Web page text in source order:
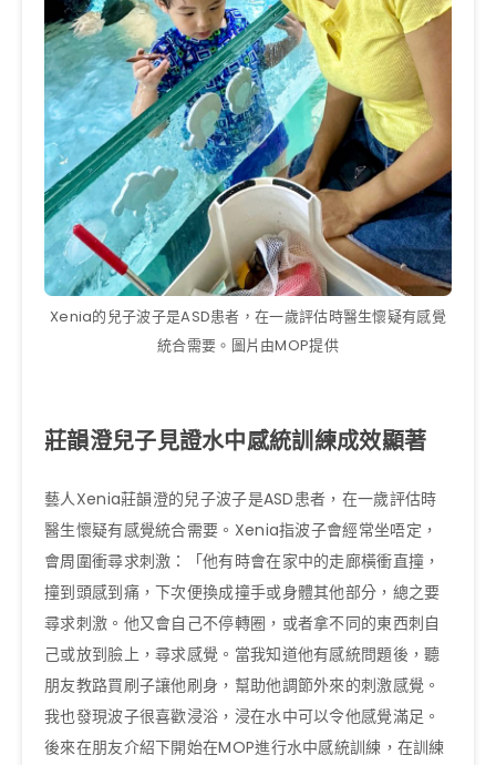
Xenia的兒子波子是ASD患者，在一歲評估時醫生懷疑有感覺
統合需要。圖片由MOP提供
莊韻澄兒子見證水中感統訓練成效顯著
藝人Xenia莊韻澄的兒子波子是ASD患者，在一歲評估時
醫生懷疑有感覺統合需要。Xenia指波子會經常坐唔定，
會周圍衝尋求刺激：「他有時會在家中的走廊橫衝直撞，
撞到頭感到痛，下次便換成撞手或身體其他部分，總之要
尋求刺激。他又會自己不停轉圈，或者拿不同的東西刺自
己或放到臉上，尋求感覺。當我知道他有感統問題後，聽
朋友教路買刷子讓他刷身，幫助他調節外來的刺激感覺。
我也發現波子很喜歡浸浴，浸在水中可以令他感覺滿足。
後來在朋友介紹下開始在MOP進行水中感統訓練，在訓練